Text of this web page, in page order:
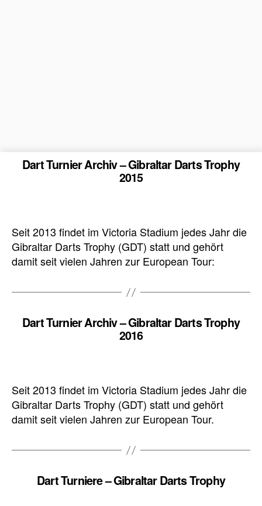
Dart Turnier Archiv – Gibraltar Darts Trophy
2015
Seit 2013 findet im Victoria Stadium jedes Jahr die
Gibraltar Darts Trophy (GDT) statt und gehört
damit seit vielen Jahren zur European Tour:
Dart Turnier Archiv – Gibraltar Darts Trophy
2016
Seit 2013 findet im Victoria Stadium jedes Jahr die
Gibraltar Darts Trophy (GDT) statt und gehört
damit seit vielen Jahren zur European Tour.
Dart Turniere – Gibraltar Darts Trophy